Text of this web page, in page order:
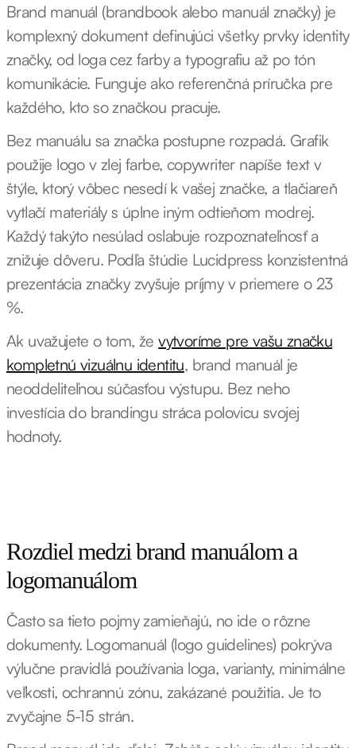
Brand manuál (brandbook alebo manuál značky) je
komplexný dokument definujúci všetky prvky identity
značky, od loga cez farby a typografiu až po tón
komunikácie. Funguje ako referenčná príručka pre
každého, kto so značkou pracuje.
Bez manuálu sa značka postupne rozpadá. Grafik
použije logo v zlej farbe, copywriter napíše text v
štýle, ktorý vôbec nesedí k vašej značke, a tlačiareň
vytlačí materiály s úplne iným odtieňom modrej.
Každý takýto nesúlad oslabuje rozpoznateľnosť a
znižuje dôveru. Podľa štúdie Lucidpress konzistentná
prezentácia značky zvyšuje príjmy v priemere o 23
%.
Ak uvažujete o tom, ževytvoríme pre vašu značku
kompletnú vizuálnu identitu, brand manuál je
neoddeliteľnou súčasťou výstupu. Bez neho
investícia do brandingu stráca polovicu svojej
hodnoty.
Rozdiel medzi brand manuálom a
logomanuálom
Často sa tieto pojmy zamieňajú, no ide o rôzne
dokumenty. Logomanuál (logo guidelines) pokrýva
výlučne pravidlá používania loga, varianty, minimálne
veľkosti, ochrannú zónu, zakázané použitia. Je to
zvyčajne 5-15 strán.